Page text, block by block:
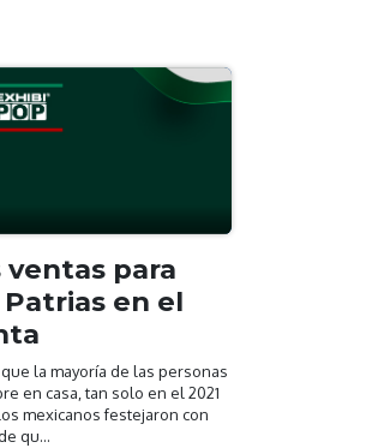
para
en el
la mayoría de las personas
en casa, tan solo en el 2021
mexicanos festejaron con
qu...